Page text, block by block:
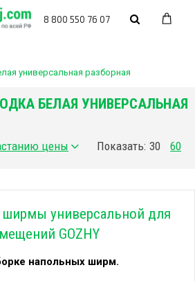
8 800 550 76 07
универсальная разборная
Показать: 30
60
БЕЛАЯ УНИВЕРСАЛЬНАЯ
ширмы универсальной для
GOZHY
напольных ширм.